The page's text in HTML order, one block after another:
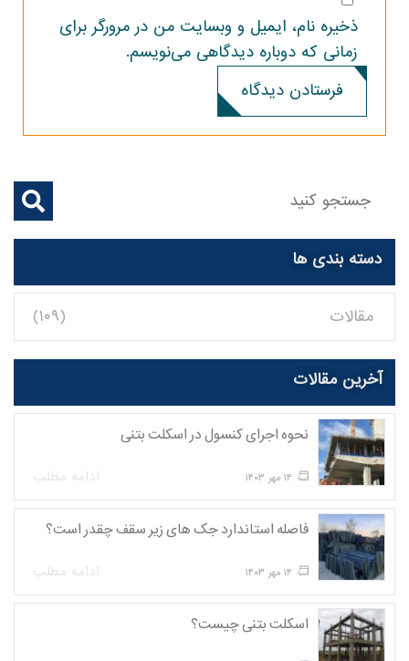
دسته بندی ها
مقالات (۱۰۹)
آخرین مقالات
نحوه اجرای کنسول در اسکلت بتنی
۱۴ مهر ۱۴۰۳ ادامه مطلب
فاصله استاندارد جک های زیر سقف چقدر است؟
۱۴ مهر ۱۴۰۳ ادامه مطلب
اسکلت بتنی چیست؟
ذخیره نام، ایمیل و وبسایت من در مرورگر برای
زمانی که دوباره دیدگاهی می‌نویسم.
فرستادن دیدگاه